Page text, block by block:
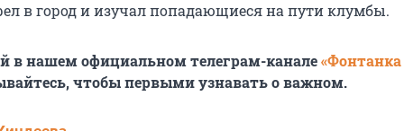
в город и изучал попадающиеся на пути клумбы.
в нашем официальном телеграм-канале«Фонтанка
чтобы первыми узнавать о важном.